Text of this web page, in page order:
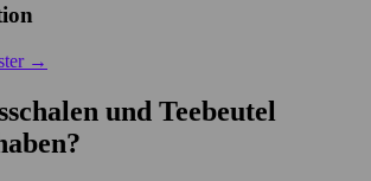
→
und Teebeutel